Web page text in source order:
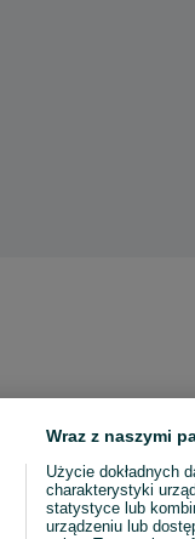
Wraz z naszymi
Użycie dokładnych
charakterystyki
statystyce lub
urządzeniu lub